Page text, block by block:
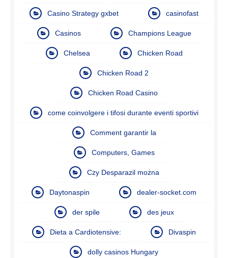
Casino Strategy gxbet casinofast
Casinos Champions League
Chelsea Chicken Road
Chicken Road 2
Chicken Road Casino
come coinvolgere i tifosi durante eventi sportivi
Comment garantir la
Computers, Games
Czy Desparazil można
Daytonaspin dealer-socket.com
der spile des jeux
Dieta a Cardiotensive: Divaspin
dolly casinos Hungary